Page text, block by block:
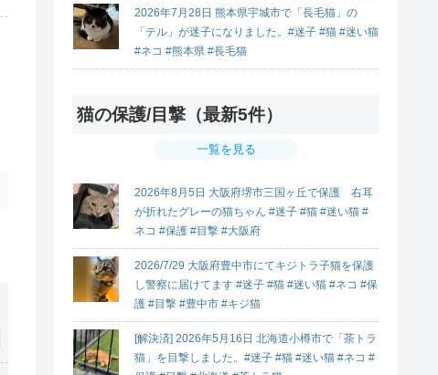
2026年7月28日 熊本県宇城市で「長毛猫」の
「テル」が迷子になりました。#迷子 #猫 #迷い猫
#ネコ #熊本県 #長毛猫
猫の保護/目撃（最新5件）
一覧を見る
2026年8月5日 大阪府堺市三国ヶ丘で保護 右耳
が折れたグレーの猫ちゃん #迷子 #猫 #迷い猫 #
ネコ #保護 #目撃 #大阪府
2026/7/29 大阪府豊中市にてキジトラ子猫を保護
し警察に届けてます #迷子 #猫 #迷い猫 #ネコ #保
護 #目撃 #豊中市 #キジ猫
[解決済] 2026年5月16日 北海道小樽市で「茶トラ
猫」を目撃しました。#迷子 #猫 #迷い猫 #ネコ #